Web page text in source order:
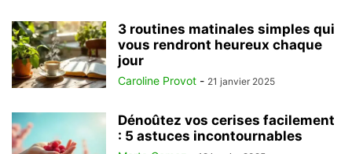
3 routines matinales simples qui
vous rendront heureux chaque
jour
Caroline Provot - 21 janvier 2025
Dénoûtez vos cerises facilement
: 5 astuces incontournables